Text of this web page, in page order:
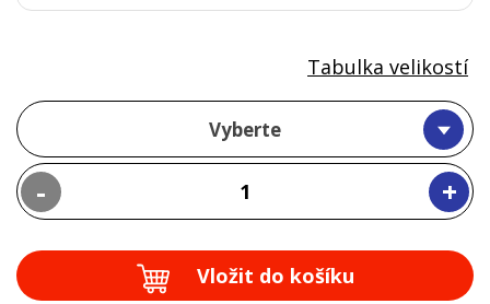
Vyberte
- +
Tabulka velikostí
Vložit do košíku